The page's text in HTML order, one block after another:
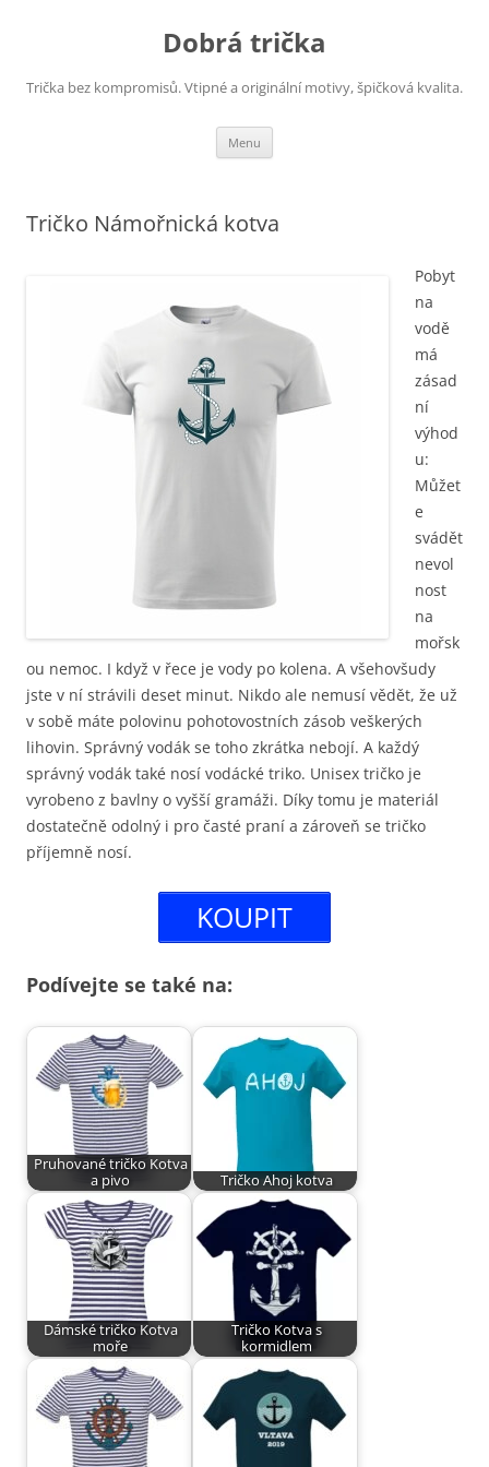
Dobrá trička
Trička bez kompromisů. Vtipné a originální motivy, špičková kvalita.
Menu
Tričko Námořnická kotva
Pobyt
na
vodě
má
zásad
ní
výhod
u:
Můžet
e
svádět
nevol
nost
na
mořsk
ou nemoc. I když v řece je vody po kolena. A všehovšudy
jste v ní strávili deset minut. Nikdo ale nemusí vědět, že už
v sobě máte polovinu pohotovostních zásob veškerých
lihovin. Správný vodák se toho zkrátka nebojí. A každý
správný vodák také nosí vodácké triko. Unisex tričko je
vyrobeno z bavlny o vyšší gramáži. Díky tomu je materiál
dostatečně odolný i pro časté praní a zároveň se tričko
příjemně nosí.
KOUPIT
Podívejte se také na:
Pruhované tričko Kotva
a pivo
Tričko Ahoj kotva
Dámské tričko Kotva
moře
Tričko Kotva s
kormidlem